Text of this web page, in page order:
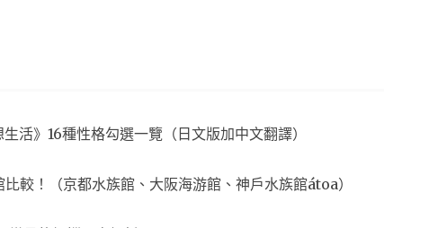
活》16種性格勾選一覽（日文版加中文翻譯）
較！（京都水族館、大阪海游館、神戶水族館átoa）